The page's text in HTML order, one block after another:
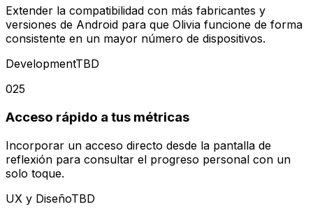
Extender la compatibilidad con más fabricantes y
versiones de Android para que Olivia funcione de forma
consistente en un mayor número de dispositivos.
DevelopmentTBD
025
Acceso rápido a tus métricas
Incorporar un acceso directo desde la pantalla de
reflexión para consultar el progreso personal con un
solo toque.
UX y DiseñoTBD